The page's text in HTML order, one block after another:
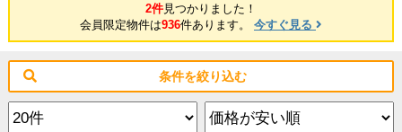
2件見つかりました！
会員限定物件は936件あります。 今すぐ見る
条件を絞り込む